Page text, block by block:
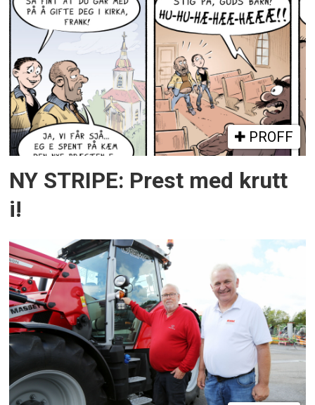
PROFF
NY STRIPE: Prest med krutt
i!